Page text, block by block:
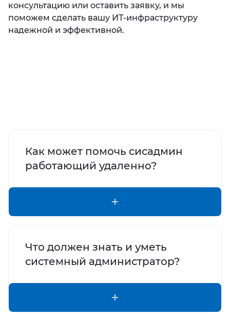
консультацию или оставить заявку, и мы
поможем сделать вашу ИТ-инфраструктуру
надежной и эффективной.
Как может помочь сисадмин
работающий удаленно?
Что должен знать и уметь
системный администратор?